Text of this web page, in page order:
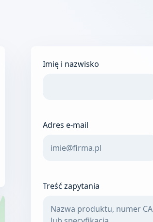
Do not fill this out
Imię i nazwisko
Adres e-mail
Treść zapytania